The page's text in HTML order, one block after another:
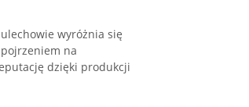
wyróżnia się
na
dzięki produkcji